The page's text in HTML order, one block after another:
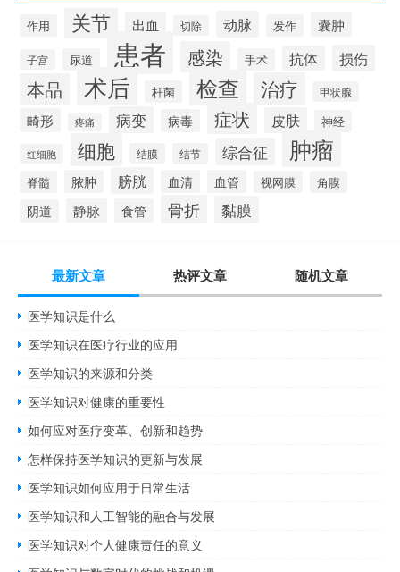
作用 关节 出血 切除 动脉 发作 囊肿
子宫 尿道 患者 感染 手术 抗体 损伤
本品 术后 杆菌 检查 治疗 甲状腺
畸形 疼痛 病变 病毒 症状 皮肤 神经
红细胞 细胞 结膜 结节 综合征 肿瘤
脊髓 脓肿 膀胱 血清 血管 视网膜 角膜
阴道 静脉 食管 骨折 黏膜
最新文章 热评文章 随机文章
医学知识是什么
医学知识在医疗行业的应用
医学知识的来源和分类
医学知识对健康的重要性
如何应对医疗变革、创新和趋势
怎样保持医学知识的更新与发展
医学知识如何应用于日常生活
医学知识和人工智能的融合与发展
医学知识对个人健康责任的意义